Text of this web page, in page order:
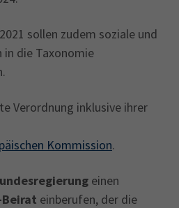
sollen zudem soziale und
die Taxonomie
Verordnung inklusive ihrer
Kommission.
einen
Beirat einberufen, der die